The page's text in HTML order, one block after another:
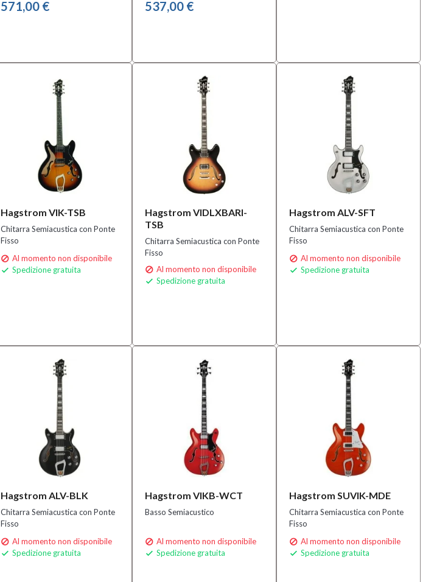
571,00 € 537,00 €
Hagstrom VIK-TSB
Chitarra Semiacustica con Ponte
Fisso
 Al momento non disponibile
 Spedizione gratuita
Hagstrom VIDLXBARI-
TSB
Chitarra Semiacustica con Ponte
Fisso
 Al momento non disponibile
 Spedizione gratuita
Hagstrom ALV-SFT
Chitarra Semiacustica con Ponte
Fisso
 Al momento non disponibile
 Spedizione gratuita
Hagstrom ALV-BLK
Chitarra Semiacustica con Ponte
Fisso
 Al momento non disponibile
 Spedizione gratuita
Hagstrom VIKB-WCT
Basso Semiacustico
 Al momento non disponibile
 Spedizione gratuita
Hagstrom SUVIK-MDE
Chitarra Semiacustica con Ponte
Fisso
 Al momento non disponibile
 Spedizione gratuita